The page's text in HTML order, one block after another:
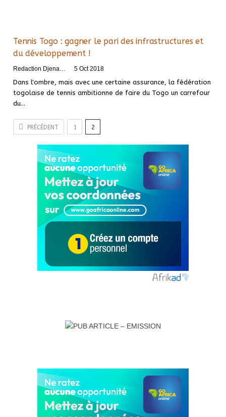
Tennis Togo : gagner le pari des infrastructures et
du développement !
Redaction DjenaSport 5 Oct 2018
Dans l'ombre, mais avec une certaine assurance, la fédération
togolaise de tennis ambitionne de faire du Togo un carrefour
du…
PRÉCÉDENT 1 2